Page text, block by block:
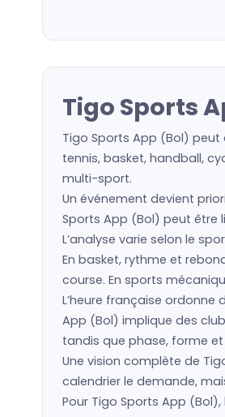
Tigo Sports
Tigo Sports App (Bol)
tennis, basket, handball,
multi-sport.
Un événement devient
Sports App (Bol) peut être
L’analyse varie selon le
En basket, rythme et
course. En sports
L’heure française
App (Bol) implique des
tandis que phase, forme
Une vision complète de
calendrier le demande,
Pour Tigo Sports App